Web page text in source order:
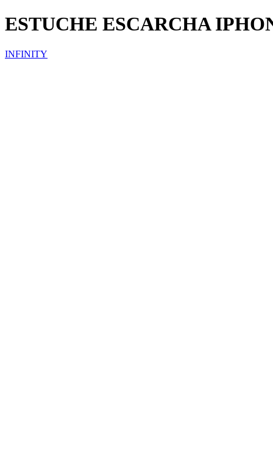
ESTUCHE ESCARCHA
INFINITY